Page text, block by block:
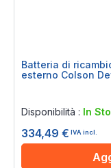
Batteria di
esterno Colson
Disponibilità : In
334,49 € IVA incl.